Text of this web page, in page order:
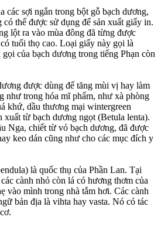
các sợi ngắn trong bột gỗ bạch dương,
thể được sử dụng để sản xuất giấy in.
lột ra vào mùa đông đã từng được
tuổi thọ cao. Loại giấy này gọi là
của bạch dương trong tiếng Phạn còn
được dùng để tăng mùi vị hay làm
như trong hóa mĩ phẩm, như xà phòng
khứ, dầu thương mại wintergreen
xuất từ bạch dương ngọt (Betula lenta).
Nga, chiết từ vỏ bạch dương, đã được
keo dán cũng như cho các mục đích y
là quốc thụ của Phần Lan. Tại
cành nhỏ còn lá có hương thơm của
vào mình trong nhà tắm hơi. Các cành
bản địa là vihta hay vasta. Nó có tác